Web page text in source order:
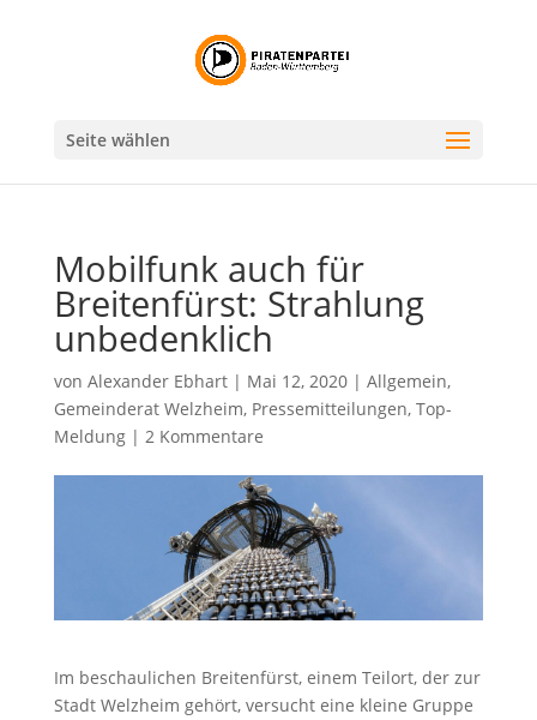
Seite wählen
Mobilfunk auch für
Breitenfürst: Strahlung
unbedenklich
von Alexander Ebhart| Mai 12, 2020| Allgemein,
Gemeinderat Welzheim, Pressemitteilungen, Top-
Meldung| 2 Kommentare
Im beschaulichen Breitenfürst, einem Teilort, der zur
Stadt Welzheim gehört, versucht eine kleine Gruppe